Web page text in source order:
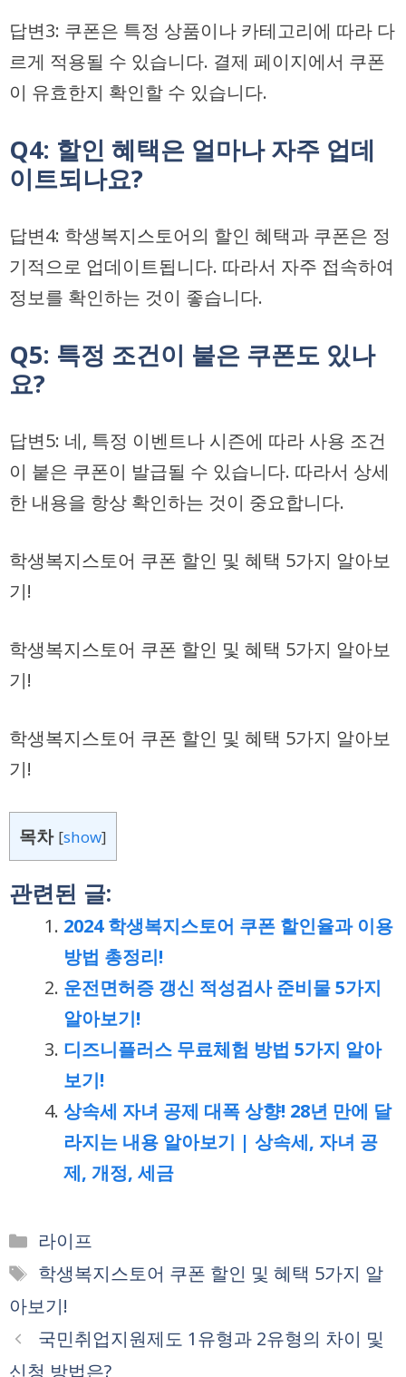
답변3: 쿠폰은 특정 상품이나 카테고리에 따라 다
르게 적용될 수 있습니다. 결제 페이지에서 쿠폰
이 유효한지 확인할 수 있습니다.
Q4: 할인 혜택은 얼마나 자주 업데
이트되나요?
답변4: 학생복지스토어의 할인 혜택과 쿠폰은 정
기적으로 업데이트됩니다. 따라서 자주 접속하여
정보를 확인하는 것이 좋습니다.
Q5: 특정 조건이 붙은 쿠폰도 있나
요?
답변5: 네, 특정 이벤트나 시즌에 따라 사용 조건
이 붙은 쿠폰이 발급될 수 있습니다. 따라서 상세
한 내용을 항상 확인하는 것이 중요합니다.
학생복지스토어 쿠폰 할인 및 혜택 5가지 알아보
기!
학생복지스토어 쿠폰 할인 및 혜택 5가지 알아보
기!
학생복지스토어 쿠폰 할인 및 혜택 5가지 알아보
기!
목차 [show]
관련된 글:
2024 학생복지스토어 쿠폰 할인율과 이용
방법 총정리!
운전면허증 갱신 적성검사 준비물 5가지
알아보기!
디즈니플러스 무료체험 방법 5가지 알아
보기!
상속세 자녀 공제 대폭 상향! 28년 만에 달
라지는 내용 알아보기 | 상속세, 자녀 공
제, 개정, 세금
카
테
리
라이프
태
그
학생복지스토어 쿠폰 할인 및 혜택 5가지 알
아보기!
국민취업지원제도 1유형과 2유형의 차이 및
신청 방법은?